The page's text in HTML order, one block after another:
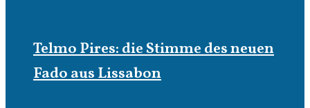
Telmo Pires: die Stimme des neuen
Fado aus Lissabon